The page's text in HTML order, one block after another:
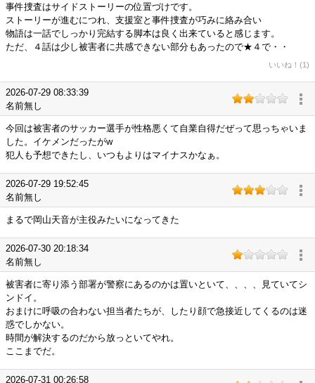
事件捜査はサイドストーリーの位置づけです。
ストーリーが進むにつれ、支援室と事件捜査が巧みに絡み合い
物語は一話でしっかり完結する脚本は良く出来ていると感じます。
ただ、４話は少し被害者に共感できない部分もあったので★４で・・
いいね！(1)
2026-07-29 08:33:39
名前無し
今回は被害者のサッカー選手が性格悪くて自業自得だぜって思っちゃいま
した。イケメンだったがw
犯人も予想できたし、いつもよりはマイナスかなぁ。
2026-07-29 19:52:45
名前無し
まるで岡山天音が主役みたいになってきた
2026-07-30 20:18:34
名前無し
被害者に寄り添う部署が警察にあるのかは置いといて、、、、見ていてシ
ンドイ。
おまけに呼吸の合わない担当者たちが、したり顔で急接近してくるのは迷
惑でしかない。
時間が解決するのだから放っといてやれ。
ここまでだ。
2026-07-31 00:26:58